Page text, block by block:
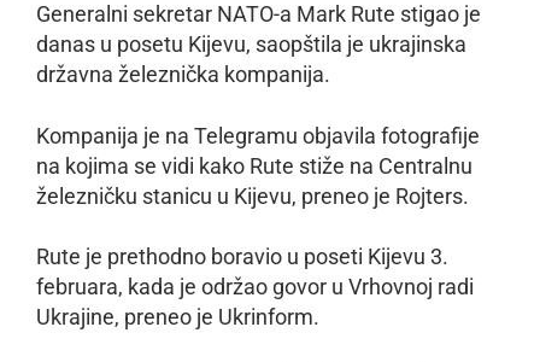
Generalni sekretar NATO-a Mark Rute stigao je
danas u posetu Kijevu, saopštila je ukrajinska
državna železnička kompanija.
Kompanija je na Telegramu objavila fotografije
na kojima se vidi kako Rute stiže na Centralnu
železničku stanicu u Kijevu, preneo je Rojters.
Rute je prethodno boravio u poseti Kijevu 3.
februara, kada je održao govor u Vrhovnoj radi
Ukrajine, preneo je Ukrinform.